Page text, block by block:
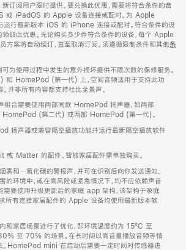
订阅用户限时提供。要兑换此优惠，需要将符合条件的音
或 iPadOS 的 Apple 设备连接或配对。为 Apple
运行最新版本 iOS 的 iPhone 连接或配对。符合条件的设
取此优惠。无论购买多少件符合条件的设备，每个 Apple
方案将自动续订，直至取消订阅。须遵循限制条件和其他条
使用过程中发生的意外损坏提供不限次数的保修服务。
HomePod (第一代) 上，空间音频适用于支持此功
并非所有内容都支持杜比全景声。
合需要使用两部同款 HomePod 扬声器，如两部
HomePod (第二代) 或两部 HomePod (第一代)。
扬声器或兼容隔空播放功能并运行最新隔空播放软件
或 Matter 的配件。智能家居配件需单独购买。
雾和一氧化碳的警报声，并可在识别后向你发送通知。
的环境中，或在高风险或紧急情况下，均不应依赖声音
需要使用升级更新后的家庭 app 架构，该架构于家庭
所有连接家居配件的 Apple 设备均使用最新版本软
和家居场景进行了优化，即环境温度约为 15ºC 至
至 70% 的场景。在长时间以高音量播放音频等情
。HomePod mini 在启动后需要一定时间对传感器进